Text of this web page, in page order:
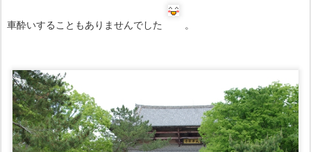
車酔いすることもありませんでした 。